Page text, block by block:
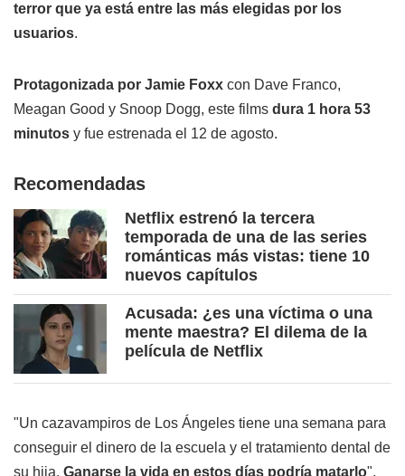
terror que ya está entre las más elegidas por los
usuarios.
Protagonizada por Jamie Foxx con Dave Franco,
Meagan Good y Snoop Dogg, este films dura 1 hora 53
minutos y fue estrenada el 12 de agosto.
Recomendadas
Netflix estrenó la tercera
temporada de una de las series
románticas más vistas: tiene 10
nuevos capítulos
Acusada: ¿es una víctima o una
mente maestra? El dilema de la
película de Netflix
"Un cazavampiros de Los Ángeles tiene una semana para
conseguir el dinero de la escuela y el tratamiento dental de
su hija. Ganarse la vida en estos días podría matarlo",